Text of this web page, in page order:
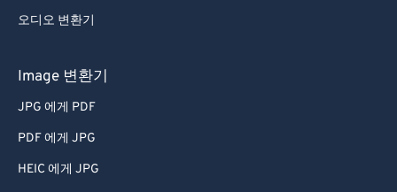
오디오 변환기
Image 변환기
JPG 에게 PDF
PDF 에게 JPG
HEIC 에게 JPG